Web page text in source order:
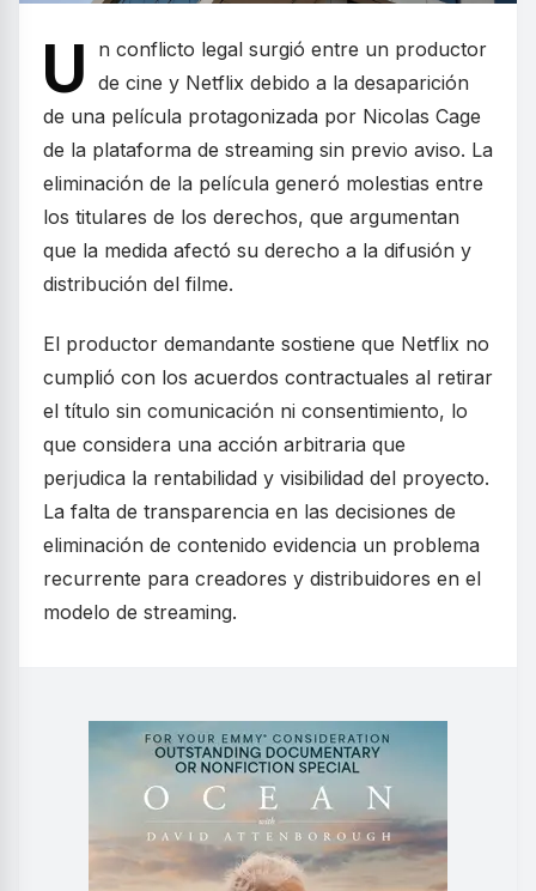
U
n conflicto legal surgió entre un productor
de cine y Netflix debido a la desaparición
de una película protagonizada por Nicolas Cage
de la plataforma de streaming sin previo aviso. La
eliminación de la película generó molestias entre
los titulares de los derechos, que argumentan
que la medida afectó su derecho a la difusión y
distribución del filme.
El productor demandante sostiene que Netflix no
cumplió con los acuerdos contractuales al retirar
el título sin comunicación ni consentimiento, lo
que considera una acción arbitraria que
perjudica la rentabilidad y visibilidad del proyecto.
La falta de transparencia en las decisiones de
eliminación de contenido evidencia un problema
recurrente para creadores y distribuidores en el
modelo de streaming.